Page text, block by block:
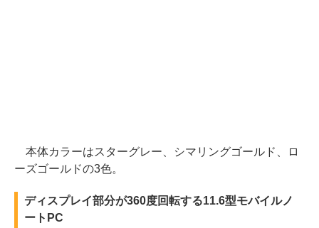
本体カラーはスターグレー、シマリングゴールド、ロ
ーズゴールドの3色。
ディスプレイ部分が360度回転する11.6型モバイルノ
ートPC